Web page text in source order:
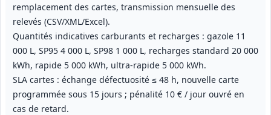
remplacement des cartes, transmission mensuelle des
relevés (CSV/XML/Excel).
Quantités indicatives carburants et recharges : gazole 11
000 L, SP95 4 000 L, SP98 1 000 L, recharges standard 20 000
kWh, rapide 5 000 kWh, ultra‑rapide 5 000 kWh.
SLA cartes : échange défectuosité ≤ 48 h, nouvelle carte
programmée sous 15 jours ; pénalité 10 € / jour ouvré en
cas de retard.